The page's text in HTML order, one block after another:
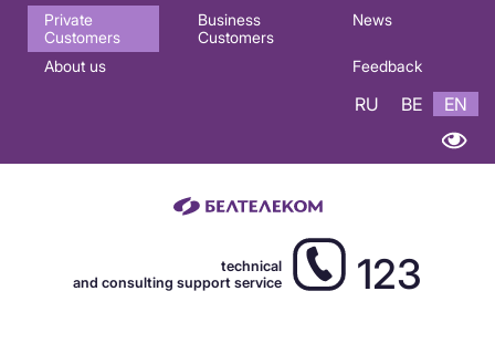
Основная
навигация
Private
Customers
Business
Customers
News
About us Feedback
RU BE EN
technical
and consulting support service
123